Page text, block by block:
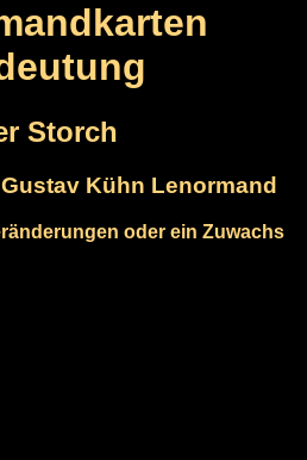
Storch
Kühn Lenormand
oder ein Zuwachs